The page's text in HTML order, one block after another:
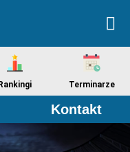
Rankingi Terminarze
Kontakt